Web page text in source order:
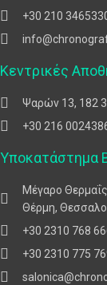
+30 210
Κεντρικές
Ψαρών 13, 182
+30 216
Υποκατάστημα
Μέγαρο
Θέρμη,
+30 2310 768
+30 2310 775